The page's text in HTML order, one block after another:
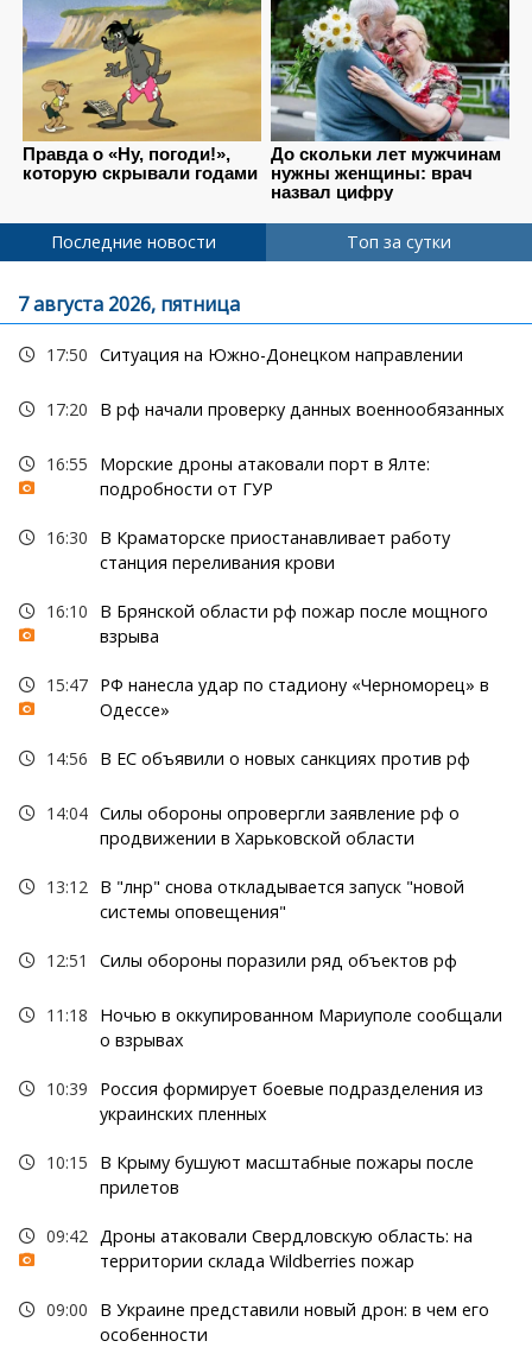
Последние новости Топ за сутки
7 августа 2026, пятница
17:50 Ситуация на Южно-Донецком направлении
17:20 В рф начали проверку данных военнообязанных
16:55
Морские дроны атаковали порт в Ялте:
подробности от ГУР
16:30
В Краматорске приостанавливает работу
станция переливания крови
16:10
В Брянской области рф пожар после мощного
взрыва
15:47 РФ нанесла удар по стадиону «Черноморец» в
Одессе»
14:56 В ЕС объявили о новых санкциях против рф
14:04 Силы обороны опровергли заявление рф о
продвижении в Харьковской области
13:12 В "лнр" снова откладывается запуск "новой
системы оповещения"
12:51 Силы обороны поразили ряд объектов рф
11:18
Ночью в оккупированном Мариуполе сообщали
о взрывах
10:39
Россия формирует боевые подразделения из
украинских пленных
10:15
В Крыму бушуют масштабные пожары после
прилетов
09:42 Дроны атаковали Свердловскую область: на
территории склада Wildberries пожар
09:00
В Украине представили новый дрон: в чем его
особенности